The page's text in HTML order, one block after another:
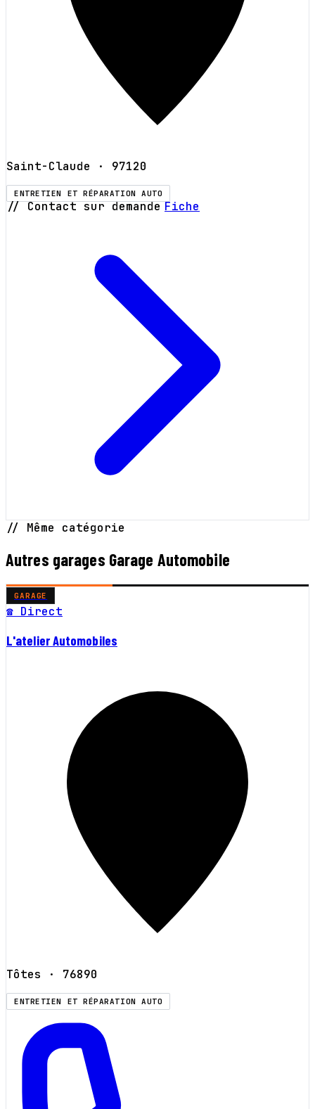
Saint-Claude · 97120
ENTRETIEN ET RÉPARATION AUTO
// Contact sur demande Fiche
// Même catégorie
Autres garages Garage Automobile
GARAGE
☎ Direct
L'atelier Automobiles
Tôtes · 76890
ENTRETIEN ET RÉPARATION AUTO